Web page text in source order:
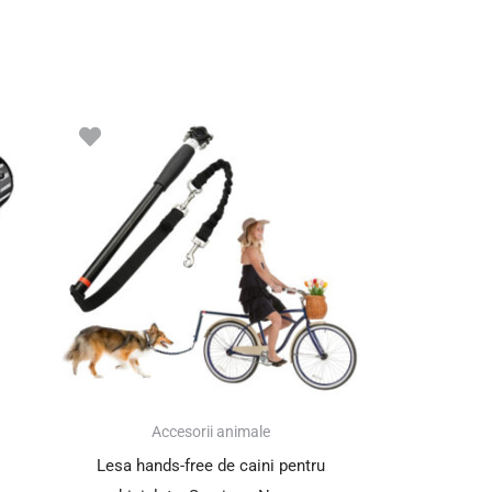
Accesorii animale
Lesa hands-free de caini pentru